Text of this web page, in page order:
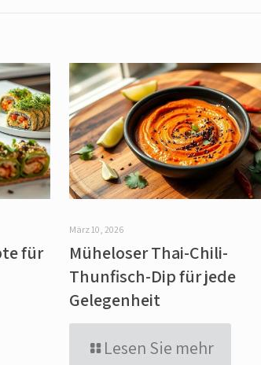
für
März 10, 2026
Müheloser Thai-Chili-
Thunfisch-Dip für jede
Gelegenheit
Lesen Sie mehr